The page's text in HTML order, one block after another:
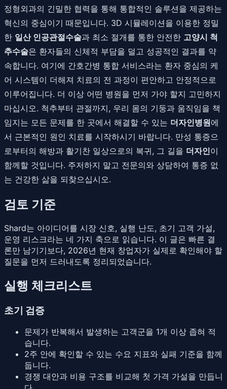
정형외과의 긴밀한 협력을 통해 통합적인 솔루션을 제공하는
혁신의 중심이기 때문입니다. 3D 시뮬레이션을 이용한 정밀
한 일산 인공관절수술과 최소 절개를 통한 안전한 고양시 척
추수술은 환자들의 신체적 부담을 덜고 성공적인 결과를 약
속합니다. 여기에 간호간병 통합 서비스라는 환자 중심의 케
어 시스템이 더해져 치료의 전 과정이 편안하고 안정적으로
이루어집니다. 더 이상 어떤 병원을 먼저 가야 할지 고민하지
마십시오. 척추부터 관절까지, 우리 몸의 기둥과 움직임을 책
임지는 모든 문제를 한 곳에서 해결할 수 있는 더자인병원에
서 근본적인 원인 치료를 시작하시기 바랍니다. 만성 통증으
로부터의 해방과 활기찬 일상으로의 복귀, 그 길을 더자인이
함께할 것입니다. 주저하지 말고 전문의와 상담하여 통증 없
는 건강한 삶을 되찾으십시오.
검토 기준
Shard는 아이디어를 시장 신호, 실행 난도, 초기 고객 가설,
운영 리스크라는 네 가지 축으로 읽습니다. 이 글은 빠른 결
론만 남기기보다, 2026년 현재 창업자가 실제로 확인해야 할
질문을 먼저 드러내도록 정리되었습니다.
실행 체크리스트
초기 검증
문제가 반복해서 발생하는 고객군을 1개 이상 좁혀 적
습니다.
2주 안에 확인할 수 있는 수요 지표와 실패 기준을 함께
둡니다.
경쟁 대안과 비용 구조를 비교해 첫 가격 가설을 만듭니